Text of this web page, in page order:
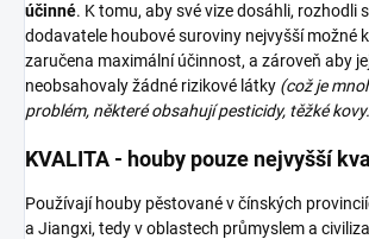
účinné. K tomu, aby své vize dosáhli, rozhodli
dodavatele houbové suroviny nejvyšší možné
zaručena maximální účinnost, a zároveň aby
neobsahovaly žádné rizikové látky (což je
problém, některé obsahují pesticidy, těžké
KVALITA - houby pouze nejvyšší
Používají houby pěstované v čínských
a Jiangxi, tedy v oblastech průmyslem a